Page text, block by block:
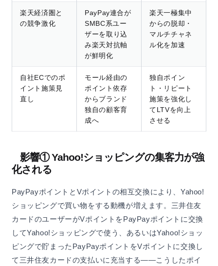
楽天経済圏と
の競争激化
PayPay連合が
SMBC系ユー
ザーを取り込
み楽天対抗軸
が鮮明化
楽天一極集中
からの脱却・
マルチチャネ
ル化を加速
自社ECでのポ
イント施策見
直し
モール経由の
ポイント依存
からブランド
独自の顧客育
成へ
独自ポイン
ト・リピート
施策を強化し
てLTVを向上
させる
影響① Yahoo!ショッピングの集客力が強
化される
PayPayポイントとVポイントの相互交換により、Yahoo!
ショッピングで買い物をする動機が増えます。三井住友
カードのユーザーがVポイントをPayPayポイントに交換
してYahoo!ショッピングで使う、あるいはYahoo!ショッ
ピングで貯まったPayPayポイントをVポイントに交換し
て三井住友カードの支払いに充当する——こうしたポイ